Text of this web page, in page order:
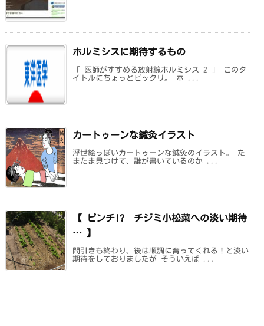
ホルミシスに期待するもの
「 医師がすすめる放射線ホルミシス 2 」 このタ
イトルにちょっとビックリ。 ホ ...
カートゥーンな鍼灸イラスト
浮世絵っぽいカートゥーンな鍼灸のイラスト。 た
またま見つけて、誰が書いているのか ...
【 ピンチ!? チジミ小松菜への淡い期待
… 】
間引きも終わり、後は順調に育ってくれる！と淡い
期待をしておりましたが そういえば ...